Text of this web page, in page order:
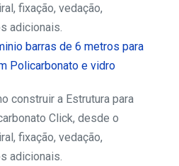
fixação, vedação,
adicionais.
construir a Estrutura para
Click, desde o
fixação, vedação,
adicionais.